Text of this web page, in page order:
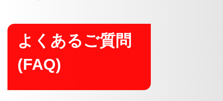
よくあるご質問
(FAQ)